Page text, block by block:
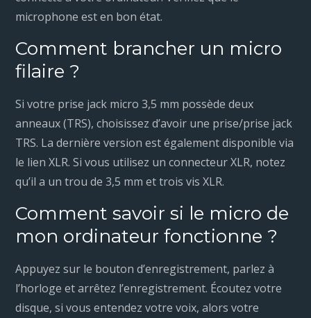
microphone est en bon état.
Comment brancher un micro
filaire ?
Si votre prise jack micro 3,5 mm possède deux
anneaux (TRS), choisissez d’avoir une prise/prise jack
TRS. La dernière version est également disponible via
le lien XLR. Si vous utilisez un connecteur XLR, notez
qu’il a un trou de 3,5 mm et trois vis XLR.
Comment savoir si le micro de
mon ordinateur fonctionne ?
Appuyez sur le bouton d’enregistrement, parlez à
l’horloge et arrêtez l’enregistrement. Écoutez votre
disque, si vous entendez votre voix, alors votre